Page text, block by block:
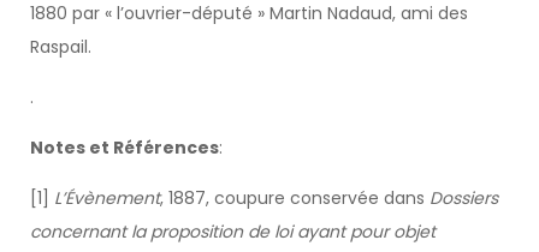
1880 par « l’ouvrier-député » Martin Nadaud, ami des
Raspail.
.
Notes et Références:
[1] L’Évènement, 1887, coupure conservée dans Dossiers
concernant la proposition de loi ayant pour objet